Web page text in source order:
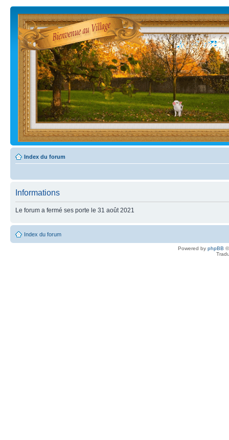
Index du forum
Informations
Le forum a fermé ses porte le 31 août 2021
Index du forum
Powered by phpBB